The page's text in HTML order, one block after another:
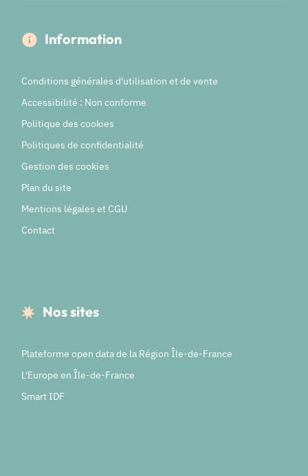
Information
Conditions générales d'utilisation et de vente
Accessibilité : Non conforme
Politique des cookies
Politiques de confidentialité
Gestion des cookies
Plan du site
Mentions légales et CGU
Contact
Nos sites
Plateforme open data de la Région Île-de-France
L'Europe en Île-de-France
Smart IDF